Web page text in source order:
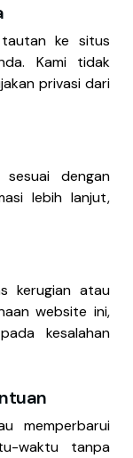
tautan ke situs
Kami tidak
privasi dari
dengan
lebih lanjut,
kerugian atau
website ini,
kesalahan
memperbarui
waktu tanpa